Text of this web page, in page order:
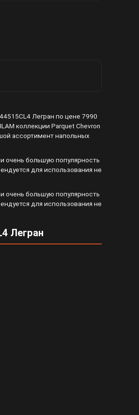
Легран по цене 7990
коллекции Parquet Chevron
ассортимент напольных
очень большую популярность
для использования не
очень большую популярность
для использования не
Легран